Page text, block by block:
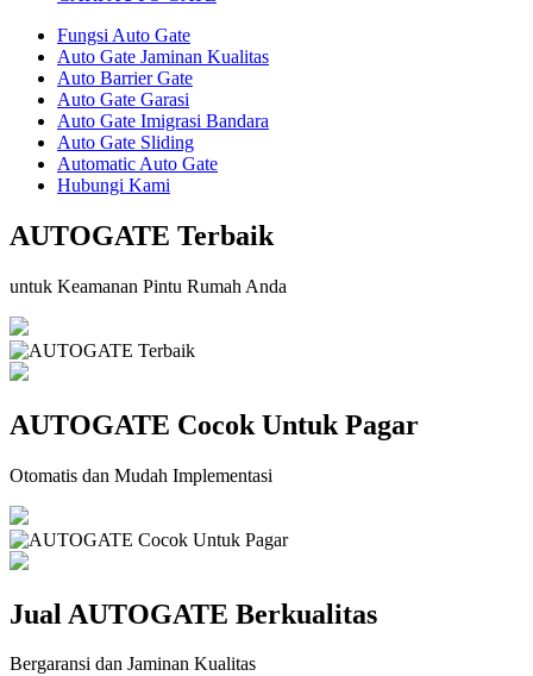
Fungsi Auto Gate
Auto Gate Jaminan Kualitas
Auto Barrier Gate
Auto Gate Garasi
Auto Gate Imigrasi Bandara
Auto Gate Sliding
Automatic Auto Gate
Hubungi Kami
AUTOGATE Terbaik
untuk Keamanan Pintu Rumah Anda
AUTOGATE Cocok Untuk Pagar
Otomatis dan Mudah Implementasi
Jual AUTOGATE Berkualitas
Bergaransi dan Jaminan Kualitas